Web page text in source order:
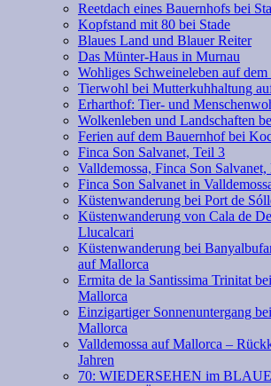
Reetdach eines Bauernhofs bei
Kopfstand mit 80 bei Stade
Blaues Land und Blauer Reiter
Das Münter-Haus in Murnau
Wohliges Schweineleben auf
Tierwohl bei Mutterkuhhaltung
Erharthof: Tier- und
Wolkenleben und Landschaften
Ferien auf dem Bauernhof bei
Finca Son Salvanet, Teil 3
Valldemossa, Finca Son Salvanet,
Finca Son Salvanet in
Küstenwanderung bei Port de
Küstenwanderung von Cala de
Llucalcari
Küstenwanderung bei
auf Mallorca
Ermita de la Santissima Trinitat
Mallorca
Einzigartiger Sonnenuntergang
Mallorca
Valldemossa auf Mallorca –
Jahren
70: WIEDERSEHEN im